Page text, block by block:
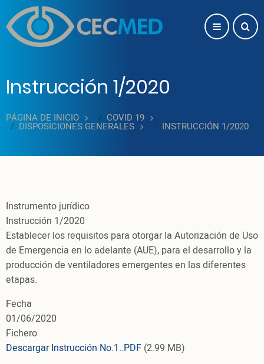
Pasar al contenido principal
Instrucción 1/2020
PÁGINA DE INICIO COVID 19
DISPOSICIONES GENERALES INSTRUCCIÓN 1/2020
Instrumento jurídico
Instrucción 1/2020
Establecer los requisitos para otorgar Ia Autorización de Uso
de Emergencia en lo adelante (AUE), para el desarrollo y la
producción de ventiladores emergentes en las diferentes
etapas.
Fecha
01/06/2020
Fichero
Descargar Instrucción No.1..PDF (2.99 MB)